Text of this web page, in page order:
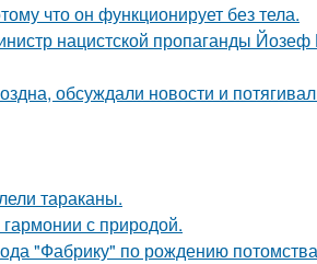
что он функционирует без тела.
нацистской пропаганды Йозеф
обсуждали новости и
тараканы.
с природой.
"Фабрику" по рождению